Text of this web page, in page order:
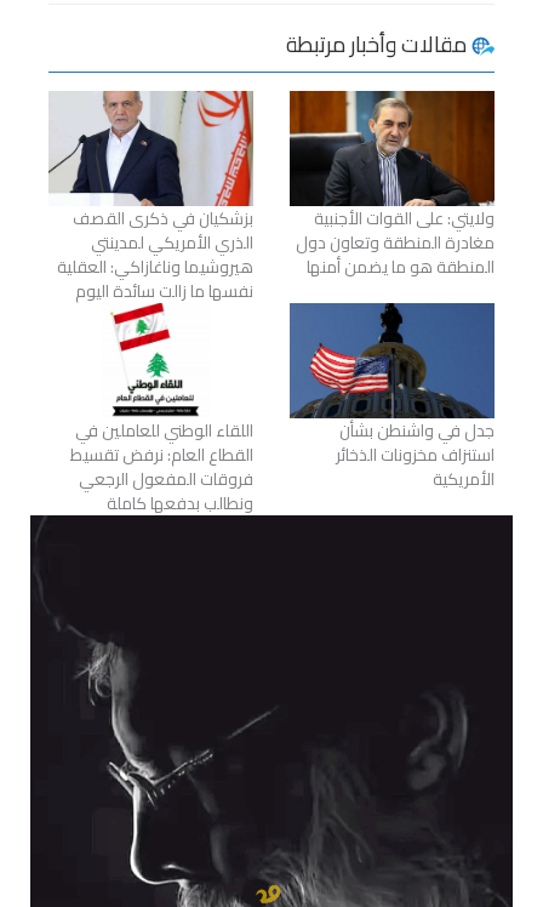
مقالات وأخبار مرتبطة
ولايتي: على القوات الأجنبية
مغادرة المنطقة وتعاون دول
المنطقة هو ما يضمن أمنها
بزشكيان في ذكرى القصف
الذري الأمريكي لمدينتي
هيروشيما وناغازاكي: العقلية
نفسها ما زالت سائدة اليوم
جدل في واشنطن بشأن
استنزاف مخزونات الذخائر
الأمريكية
اللقاء الوطني للعاملين في
القطاع العام: نرفض تقسيط
فروقات المفعول الرجعي
ونطالب بدفعها كاملة